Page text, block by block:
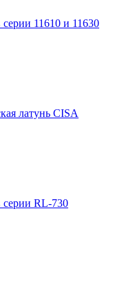
серии 11610 и 11630
латунь CISA
серии RL-730